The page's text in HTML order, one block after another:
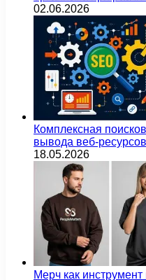
02.06.2026
Комплексная
вывода веб-
18.05.2026
Мерч как